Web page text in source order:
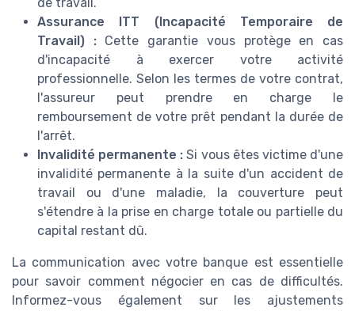
Assurance ITT (Incapacité Temporaire de
Travail) :Cette garantie vous protège en cas
d'incapacité à exercer votre activité
professionnelle. Selon les termes de votre contrat,
l'assureur peut prendre en charge le
remboursement de votre prêt pendant la durée de
l'arrêt.
Invalidité permanente : Si vous êtes victime d'une
invalidité permanente à la suite d'un accident de
travail ou d'une maladie, la couverture peut
s'étendre à la prise en charge totale ou partielle du
capital restant dû.
La communication avec votre banque est essentielle
pour savoir comment négocier en cas de difficultés.
Informez-vous également sur les ajustements